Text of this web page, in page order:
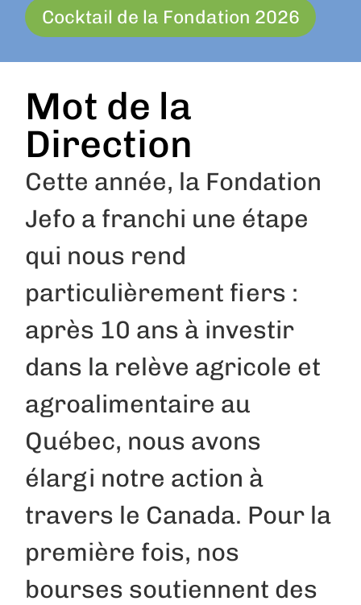
Cocktail de la Fondation 2026
Mot de la
Direction
Cette année, la Fondation
Jefo a franchi une étape
qui nous rend
particulièrement fiers :
après 10 ans à investir
dans la relève agricole et
agroalimentaire au
Québec, nous avons
élargi notre action à
travers le Canada. Pour la
première fois, nos
bourses soutiennent des